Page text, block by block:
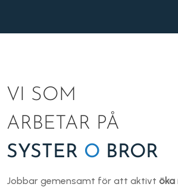
VI SOM
ARBETAR PÅ
SYSTER O BROR
Jobbar gemensamt för att aktivtöka